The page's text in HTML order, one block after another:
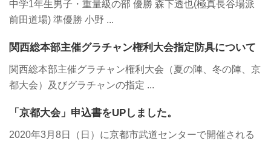
中学1年生男子・重量級の部 優勝 森下透也(極真長谷場派
前田道場) 準優勝 小野 ...
関西総本部主催グラチャン権利大会指定防具について
関西総本部主催グラチャン権利大会（夏の陣、冬の陣、京
都大会）及びグラチャンの指定 ...
「京都大会」申込書をUPしました。
2020年3月8日（日）に京都市武道センターで開催される